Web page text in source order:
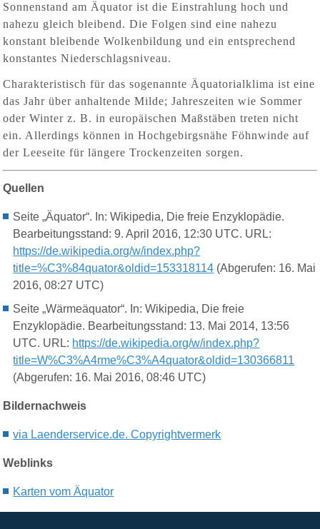
Sonnenstand am Äquator ist die Einstrahlung hoch und
nahezu gleich bleibend. Die Folgen sind eine nahezu
konstant bleibende Wolkenbildung und ein entsprechend
konstantes Niederschlagsniveau.
Charakteristisch für das sogenannte Äquatorialklima ist eine
das Jahr über anhaltende Milde; Jahreszeiten wie Sommer
oder Winter z. B. in europäischen Maßstäben treten nicht
ein. Allerdings können in Hochgebirgsnähe Föhn­winde auf
der Leeseite für längere Trockenzeiten sorgen.
Quellen
Seite „Äquator“. In: Wikipedia, Die freie Enzyklopädie.
Bearbeitungsstand: 9. April 2016, 12:30 UTC. URL:
https://de.wikipedia.org/w/index.php?
title=%C3%84quator&oldid=153318114 (Abgerufen: 16. Mai
2016, 08:27 UTC)
Seite „Wärmeäquator“. In: Wikipedia, Die freie
Enzyklopädie. Bearbeitungsstand: 13. Mai 2014, 13:56
UTC. URL: https://de.wikipedia.org/w/index.php?
title=W%C3%A4rme%C3%A4quator&oldid=130366811
(Abgerufen: 16. Mai 2016, 08:46 UTC)
Bildernachweis
via Laenderservice.de. Copyrightvermerk
Weblinks
Karten vom Äquator